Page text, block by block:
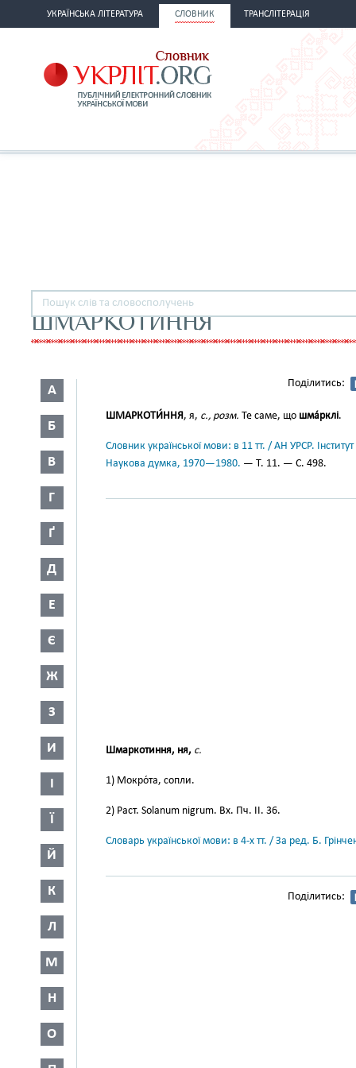
УКРАЇНСЬКА ЛІТЕРАТУРА СЛОВНИК ТРАНСЛІТЕРАЦІЯ
ШМАРКОТИННЯ
А
Б
В
Г
Ґ
Д
Е
Є
Ж
З
И
І
Ї
Й
К
Л
М
Н
О
Поділитись:
ШМАРКОТИ́ННЯ, я, с., розм. Те саме, що шма́рклі.
Словник української мови: в 11 тт. / АН УРСР.
Наукова думка, 1970—1980. — Т. 11. — С. 498.
Шмаркотиння, ня, с.
1) Мокро́та, сопли.
2) Раст. Solanum nigrum. Вх. Пч. II. 36.
Словарь української мови: в 4-х тт. / За ред. Б.
Поділитись: